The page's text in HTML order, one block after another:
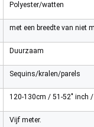
Polyester/watten
met een breedte van niet
Duurzaam
Sequins/kralen/parels
120-130cm / 51-52" inch
Vijf meter.